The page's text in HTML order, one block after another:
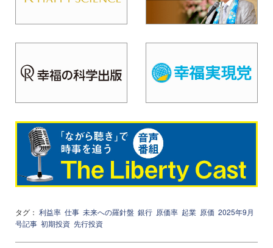
タグ： 利益率 仕事 未来への羅針盤 銀行 原価率 起業 原価 2025年9月
号記事 初期投資 先行投資